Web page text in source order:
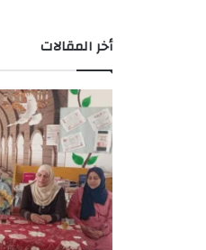
أخر المقالات